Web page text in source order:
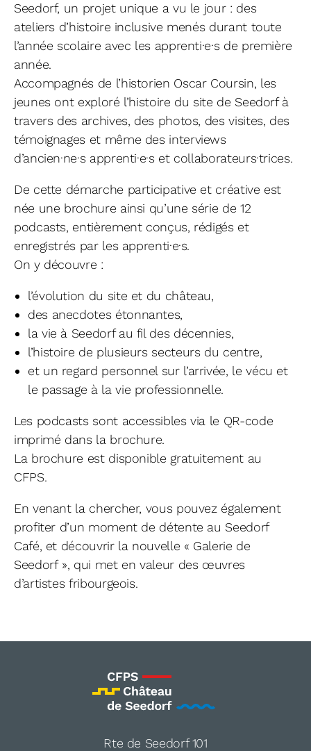
Seedorf, un projet unique a vu le jour : des
ateliers d’histoire inclusive menés durant toute
l’année scolaire avec les apprenti·e·s de première
année.
Accompagnés de l’historien Oscar Coursin, les
jeunes ont exploré l’histoire du site de Seedorf à
travers des archives, des photos, des visites, des
témoignages et même des interviews
d’ancien·ne·s apprenti·e·s et collaborateurs·trices.
De cette démarche participative et créative est
née une brochure ainsi qu’une série de 12
podcasts, entièrement conçus, rédigés et
enregistrés par les apprenti·e·s.
On y découvre :
l’évolution du site et du château,
des anecdotes étonnantes,
la vie à Seedorf au fil des décennies,
l’histoire de plusieurs secteurs du centre,
et un regard personnel sur l’arrivée, le vécu et
le passage à la vie professionnelle.
Les podcasts sont accessibles via le QR-code
imprimé dans la brochure.
La brochure est disponible gratuitement au
CFPS.
En venant la chercher, vous pouvez également
profiter d’un moment de détente au Seedorf
Café, et découvrir la nouvelle « Galerie de
Seedorf », qui met en valeur des œuvres
d’artistes fribourgeois.
Rte de Seedorf 101